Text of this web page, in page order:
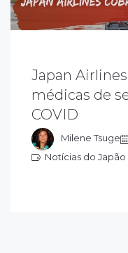
Japan
médicas de
COVID
Milene Tsuge
Notícias do Japão
Airlines – JAL -
para cobrir as
internacionais
e quarentena,
com COVID-19